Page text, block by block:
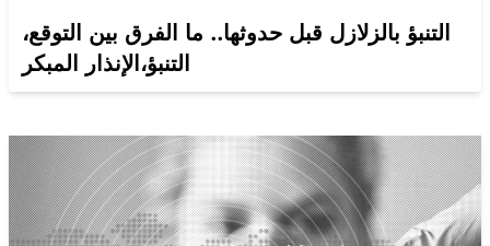
التنبؤ بالزلازل قبل حدوثها.. ما الفرق بين التوقع،
التنبؤ،الإنذار المبكر